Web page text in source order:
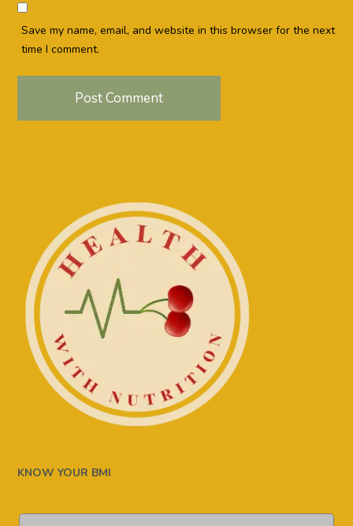
Save my name, email, and website in this browser for the next
time I comment.
KNOW YOUR BMI